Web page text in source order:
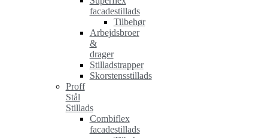
facadestillads
Tilbehør
Arbejdsbroer
&
drager
Stilladstrapper
Skorstensstillads
Proff
Stål
Stillads
Combiflex
facadestillads